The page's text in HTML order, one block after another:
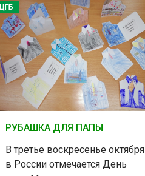
ЦГБ
РУБАШКА ДЛЯ ПАПЫ
В третье воскресенье октября
в России отмечается День